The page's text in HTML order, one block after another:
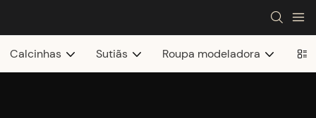
Calcinhas Sutiãs Roupa modeladora